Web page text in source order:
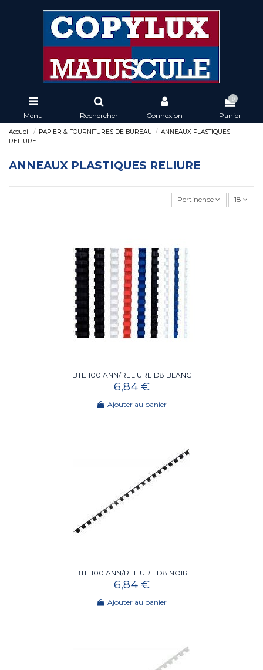
Menu Rechercher Connexion
0
Panier
Accueil PAPIER & FOURNITURES DE BUREAU
ANNEAUX PLASTIQUES
RELIURE
ANNEAUX PLASTIQUES RELIURE
Pertinence 18
BTE 100 ANN/RELIURE D8 BLANC
6,84 €
Ajouter au panier
BTE 100 ANN/RELIURE D8 NOIR
6,84 €
Ajouter au panier